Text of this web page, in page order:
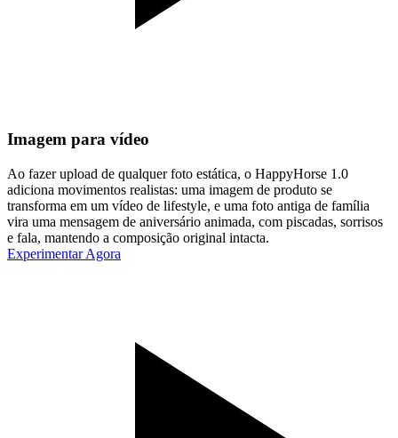
Imagem para vídeo
Ao fazer upload de qualquer foto estática, o HappyHorse 1.0
adiciona movimentos realistas: uma imagem de produto se
transforma em um vídeo de lifestyle, e uma foto antiga de família
vira uma mensagem de aniversário animada, com piscadas, sorrisos
e fala, mantendo a composição original intacta.
Experimentar Agora